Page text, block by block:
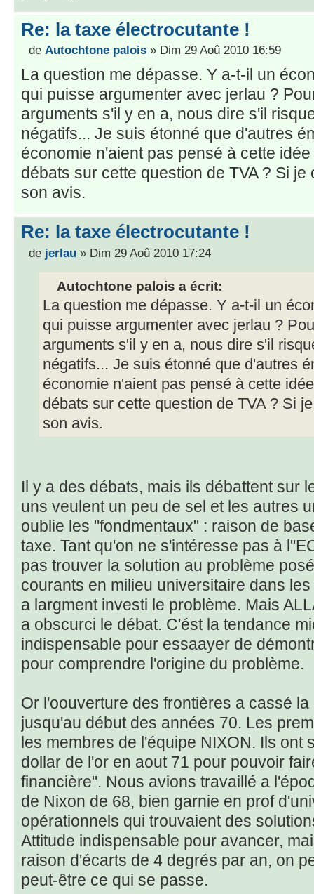
Re: la taxe électrocutante !
de Autochtone palois » Dim 29 Aoû 2010 16:59
La question me dépasse. Y a-t-il un
qui puisse argumenter avec jerlau ?
arguments s'il y en a, nous dire s'il
négatifs... Je suis étonné que d'autres
économie n'aient pas pensé à cette
débats sur cette question de TVA ? Si
son avis.
Re: la taxe électrocutante !
de jerlau » Dim 29 Aoû 2010 17:24
Autochtone palois a écrit:
La question me dépasse. Y a-t-il un
qui puisse argumenter avec jerlau ?
arguments s'il y en a, nous dire s'il
négatifs... Je suis étonné que d'autres
économie n'aient pas pensé à cette
débats sur cette question de TVA ? Si
son avis.
Il y a des débats, mais ils débattent sur
uns veulent un peu de sel et les autres
oublie les "fondmentaux" : raison de
taxe. Tant qu'on ne s'intéresse pas à
pas trouver la solution au problème
courants en milieu universitaire dans
a largment investi le problème. Mais
a obscurci le débat. C'ést la tendance
indispensable pour essaayer de
pour comprendre l'origine du problème.
Or l'oouverture des frontières a cassé
jusqu'au début des années 70. Les
les membres de l'équipe NIXON. Ils ont
dollar de l'or en aout 71 pour pouvoir
financière". Nous avions travaillé a
de Nixon de 68, bien garnie en prof
opérationnels qui trouvaient des
Attitude indispensable pour avancer,
raison d'écarts de 4 degrés par an, on
peut-être ce qui se passe.